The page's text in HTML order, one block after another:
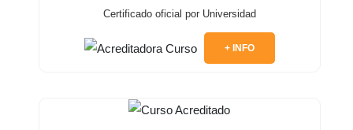
Certificado oficial por Universidad
+ INFO